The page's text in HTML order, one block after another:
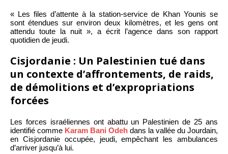
« Les files d’attente à la station-service de Khan Younis se
sont étendues sur environ deux kilomètres, et les gens ont
attendu toute la nuit », a écrit l’agence dans son rapport
quotidien de jeudi.
Cisjordanie : Un Palestinien tué dans
un contexte d’affrontements, de raids,
de démolitions et d’expropriations
forcées
Les forces israéliennes ont abattu un Palestinien de 25 ans
identifié comme Karam Bani Odeh dans la vallée du Jourdain,
en Cisjordanie occupée, jeudi, empêchant les ambulances
d’arriver jusqu’à lui.